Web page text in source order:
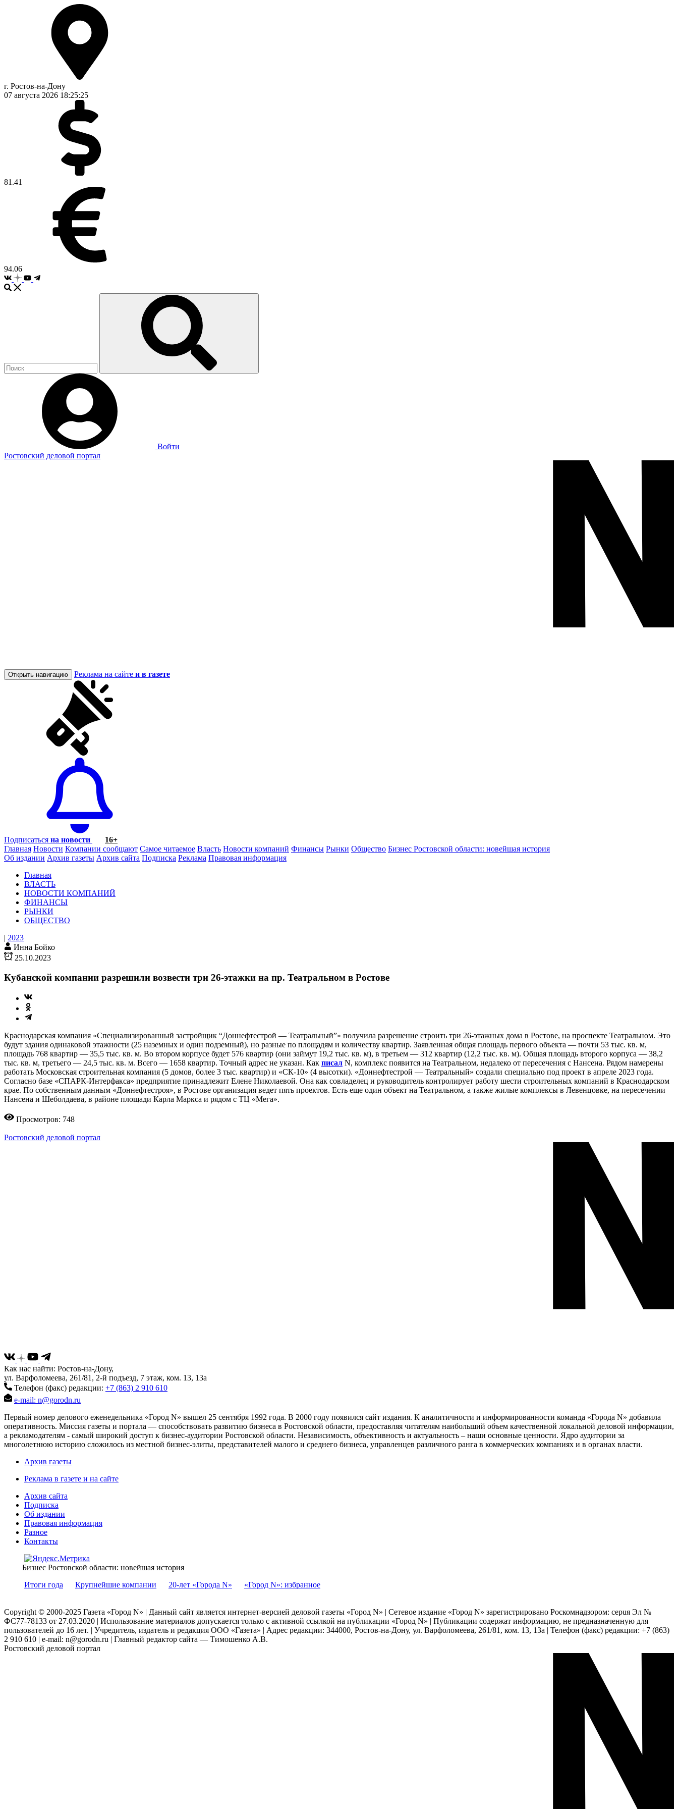
г. Ростов-на-Дону
07 августа 2026 18:25:25
81.41
94.06
Войти
Ростовский деловой портал
Открыть навигацию Реклама на сайте и в газете
Подписаться на новости
16+
Главная Новости Компании сообщают Самое читаемое Власть Новости компаний Финансы Рынки Общество Бизнес Ростовской области: новейшая история
Об издании Архив газеты Архив сайта Подписка Реклама Правовая информация
Главная
ВЛАСТЬ
НОВОСТИ КОМПАНИЙ
ФИНАНСЫ
РЫНКИ
ОБЩЕСТВО
| 2023
Инна Бойко
25.10.2023
Кубанской компании разрешили возвести три 26-этажки на пр. Театральном в Ростове
Краснодарская компания «Специализированный застройщик “Доннефтестрой — Театральный”» получила разрешение строить три 26-этажных дома в Ростове, на проспекте Театральном. Это
будут здания одинаковой этажности (25 наземных и один подземный), но разные по площадям и количеству квартир. Заявленная общая площадь первого объекта — почти 53 тыс. кв. м,
площадь 768 квартир — 35,5 тыс. кв. м. Во втором корпусе будет 576 квартир (они займут 19,2 тыс. кв. м), в третьем — 312 квартир (12,2 тыс. кв. м). Общая площадь второго корпуса — 38,2
тыс. кв. м, третьего — 24,5 тыс. кв. м. Всего — 1658 квартир. Точный адрес не указан. Как писал N, комплекс появится на Театральном, недалеко от пересечения с Нансена. Рядом намерены
работать Московская строительная компания (5 домов, более 3 тыс. квартир) и «СК-10» (4 высотки). «Доннефтестрой — Театральный» создали специально под проект в апреле 2023 года.
Согласно базе «СПАРК-Интерфакса» предприятие принадлежит Елене Николаевой. Она как совладелец и руководитель контролирует работу шести строительных компаний в Краснодарском
крае. По собственным данным «Доннефтестроя», в Ростове организация ведет пять проектов. Есть еще один объект на Театральном, а также жилые комплексы в Левенцовке, на пересечении
Нансена и Шеболдаева, в районе площади Карла Маркса и рядом с ТЦ «Мега».
Просмотров: 748
Ростовский деловой портал
Как нас найти: Ростов-на-Дону,
ул. Варфоломеева, 261/81, 2-й подъезд, 7 этаж, ком. 13, 13а
Телефон (факс) редакции: +7 (863) 2 910 610
e-mail: n@gorodn.ru
Первый номер делового еженедельника «Город N» вышел 25 сентября 1992 года. В 2000 году появился сайт издания. К аналитичности и информированности команда «Города N» добавила
оперативность. Миссия газеты и портала — способствовать развитию бизнеса в Ростовской области, предоставляя читателям наибольший объем качественной локальной деловой информации,
а рекламодателям - самый широкий доступ к бизнес-аудитории Ростовской области. Независимость, объективность и актуальность – наши основные ценности. Ядро аудитории за
многолетнюю историю сложилось из местной бизнес-элиты, представителей малого и среднего бизнеса, управленцев различного ранга в коммерческих компаниях и в органах власти.
Архив газеты
Реклама в газете и на сайте
Архив сайта
Подписка
Об издании
Правовая информация
Разное
Контакты
Бизнес Ростовской области: новейшая история
Итоги года
Крупнейшие компании 20-лет «Города N» «Город N»: избранное
Copyright © 2000-2025 Газета «Город N» | Данный сайт является интернет-версией деловой газеты «Город N» | Сетевое издание «Город N» зарегистрировано Роскомнадзором: серuя Эл №
ФС77-78133 от 27.03.2020 | Использование материалов допускается только с активной ссылкой на публикации «Город N» | Публикации содержат информацию, не предназначенную для
пользователей до 16 лет. | Учредитель, издатель и редакция ООО «Газета» | Адрес редакции: 344000, Ростов-на-Дону, ул. Варфоломеева, 261/81, ком. 13, 13а | Телефон (факс) редакции: +7 (863)
2 910 610 | e-mail: n@gorodn.ru | Главный редактор сайта — Тимошенко А.В.
Ростовский деловой портал